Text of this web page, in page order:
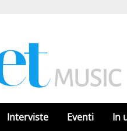
Interviste Eventi In